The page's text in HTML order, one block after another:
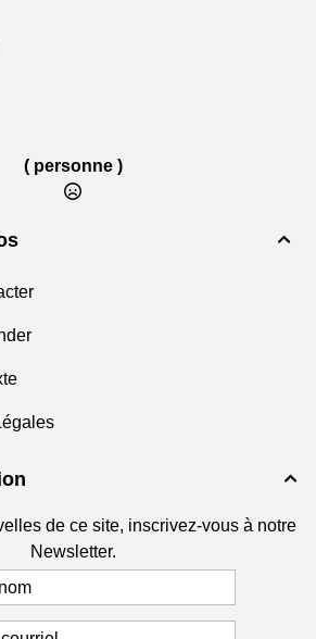
( personne )


de ce site, inscrivez-vous à notre
Newsletter.